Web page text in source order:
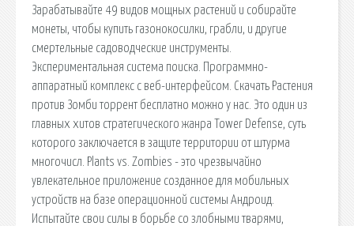
Зарабатывайте 49 видов мощных растений и собирайте
монеты, чтобы купить газонокосилки, грабли, и другие
смертельные садоводческие инструменты.
Экспериментальная система поиска. Программно-
аппаратный комплекс с веб-интерфейсом. Скачать Растения
против Зомби торрент бесплатно можно у нас. Это один из
главных хитов стратегического жанра Tower Defense, суть
которого заключается в защите территории от штурма
многочисл. Plants vs. Zombies - это чрезвычайно
увлекательное приложение созданное для мобильных
устройств на базе операционной системы Андроид.
Испытайте свои силы в борьбе со злобными тварями,